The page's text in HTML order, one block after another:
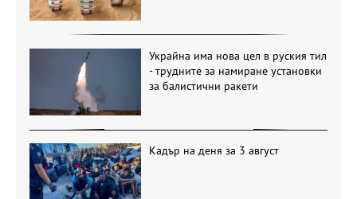
Украйна има нова цел в руския тил
- трудните за намиране установки
за балистични ракети
Кадър на деня за 3 август